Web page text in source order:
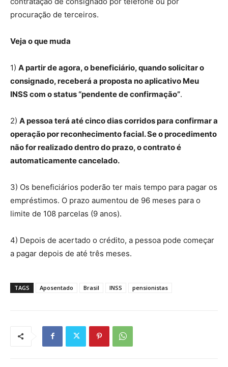
procuração de terceiros.
Veja o que muda
1) A partir de agora, o beneficiário, quando solicitar o
consignado, receberá a proposta no aplicativo Meu
INSS com o status “pendente de confirmação”.
2) A pessoa terá até cinco dias corridos para confirmar a
operação por reconhecimento facial. Se o procedimento
não for realizado dentro do prazo, o contrato é
automaticamente cancelado.
3) Os beneficiários poderão ter mais tempo para pagar os
empréstimos. O prazo aumentou de 96 meses para o
limite de 108 parcelas (9 anos).
4) Depois de acertado o crédito, a pessoa pode começar
a pagar depois de até três meses.
TAGS Aposentado Brasil INSS pensionistas